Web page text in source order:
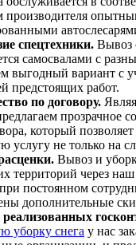
производителя
спецтехники. Вывоз
самосвалами с
выгодный вариант с
предстоящих работ.
по договору.
прозрачное
который
услугу не только на
Вывоз и
территорий через наш
постоянном
дополнительные
уборку снега у нас